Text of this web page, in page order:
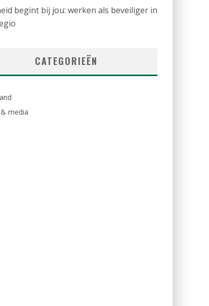
begint bij jou: werken als beveiliger in
CATEGORIEËN
media